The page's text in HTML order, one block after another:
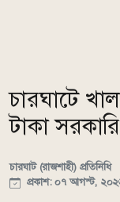
চারঘাটে
টাকা
চারঘাট (রাজশাহী) প্রতিনিধি
প্রকাশ: ০৭ আগস্ট,